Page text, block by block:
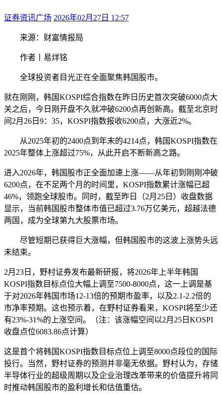
证券资讯广场 2026年02月27日 12:57
来源：财富情报局
作者丨易烊铭
全球投资者目光正在全面聚焦韩国股市。
就在刚刚，韩国KOSPI综合指数在昨日历史首次突破6000点大
关之后，今日刚开盘不久就冲破6200点再创新高。截至北京时
间2月26日9：35，KOSPI指数报收6200点，大涨近2%。
从2025年初的2400点到年末的4214点，韩国KOSPI指数在
2025年整体上涨超过75%，从此开启不断新高之路。
进入2026年，韩国股市正全面加速上涨——从年初到刚刚冲破
6200点，在不足两个月的时间里，KOSPI指数累计涨幅已超
46%，领跑全球股市。同时，截至昨日（2月25日）收盘数据
显示，当前韩国股市整体市值已超过3.76万亿美元，超越法德
两国，成为全球第九大股票市场。
尽管短期已获得巨大涨幅，但韩国股市的这波上涨势头远
未结束。
2月23日，野村证券发布最新研报，将2026年上半年韩国
KOSPI指数目标点位大幅上调至7500-8000点，这一上调是基
于对2026年韩国市场12-13倍的预期市盈率，以及2.1-2.2倍的
市净率预期。这也预示着，在野村证券看来，KOSPI将至少还
有23%-31%的上涨空间。（注：该涨幅空间以2月25日KOSPI
收盘点位6083.86点计算）
这是首个将韩国KOSPI指数目标点位上调至8000点段位的国际
投行。当然，野村证券的预测并非毫无依据。野村认为，存储
半导体行业的超级周期以及企业治理改革带来的价值提升将同
时推动韩国股市的盈利增长和估值重估。